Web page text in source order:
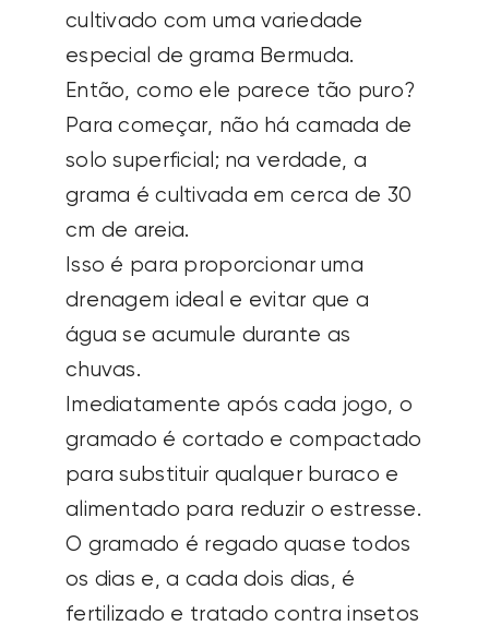
cultivado com uma variedade
especial de grama Bermuda.
Então, como ele parece tão puro?
Para começar, não há camada de
solo superficial; na verdade, a
grama é cultivada em cerca de 30
cm de areia.
Isso é para proporcionar uma
drenagem ideal e evitar que a
água se acumule durante as
chuvas.
Imediatamente após cada jogo, o
gramado é cortado e compactado
para substituir qualquer buraco e
alimentado para reduzir o estresse.
O gramado é regado quase todos
os dias e, a cada dois dias, é
fertilizado e tratado contra insetos